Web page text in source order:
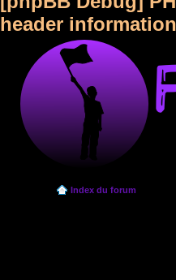
header
Index du forum